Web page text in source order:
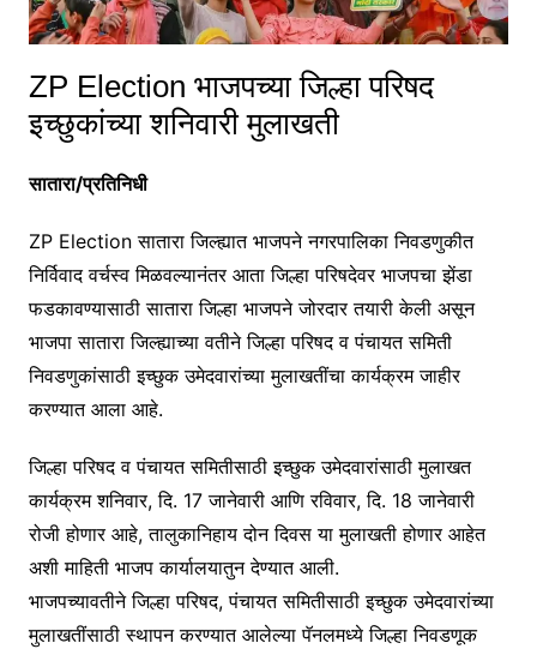
ZP Election भाजपच्या जिल्हा परिषद
इच्छुकांच्या शनिवारी मुलाखती
सातारा/प्रतिनिधी
ZP Election सातारा जिल्ह्यात भाजपने नगरपालिका निवडणुकीत
निर्विवाद वर्चस्व मिळवल्यानंतर आता जिल्हा परिषदेवर भाजपचा झेंडा
फडकावण्यासाठी सातारा जिल्हा भाजपने जोरदार तयारी केली असून
भाजपा सातारा जिल्ह्याच्या वतीने जिल्हा परिषद व पंचायत समिती
निवडणुकांसाठी इच्छुक उमेदवारांच्या मुलाखतींचा कार्यक्रम जाहीर
करण्यात आला आहे.
जिल्हा परिषद व पंचायत समितीसाठी इच्छुक उमेदवारांसाठी मुलाखत
कार्यक्रम शनिवार, दि. 17 जानेवारी आणि रविवार, दि. 18 जानेवारी
रोजी होणार आहे, तालुकानिहाय दोन दिवस या मुलाखती होणार आहेत
अशी माहिती भाजप कार्यालयातुन देण्यात आली.
भाजपच्यावतीने जिल्हा परिषद, पंचायत समितीसाठी इच्छुक उमेदवारांच्या
मुलाखतींसाठी स्थापन करण्यात आलेल्या पॅनलमध्ये जिल्हा निवडणूक